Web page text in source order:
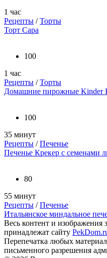
1 час
Рецепты /Торты
Торт Сара
100
1 час
Рецепты /Торты
Домашние пирожные Kinder
100
35 минут
Рецепты /Печенье
Печенье Крекер с семенами
80
55 минут
Рецепты /Печенье
Итальянское миндальное
Весь контент и
принадлежат сайту
Перепечатка любых
письменного разрешения